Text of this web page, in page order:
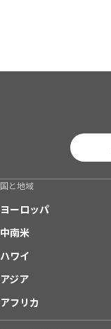
国と地域
ヨーロッパ
中南米
ハワイ
アジア
アフリカ